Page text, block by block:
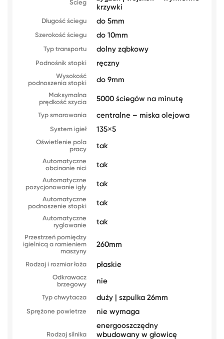
Ścieg
krzywki
Długość ściegu do 5mm
Szerokość ściegu do 10mm
Typ transportu dolny ząbkowy
Podnośnik stopki ręczny
Wysokość
podnoszenia stopki
do 9mm
Maksymalna
prędkość szycia
5000 ściegów na minutę
Typ smarowania centralne – miska olejowa
System igieł 135×5
Oświetlenie pola
pracy
tak
Automatyczne
obcinanie nici
tak
Automatyczne
pozycjonowanie igły
tak
Automatyczne
podnoszenie stopki
tak
Automatyczne
ryglowanie
tak
Przestrzeń pomiędzy
igielnicą a ramieniem
maszyny
260mm
Rodzaj i rozmiar łoża płaskie
Odkrawacz
brzegowy
nie
Typ chwytacza duży | szpulka 26mm
Sprężone powietrze nie wymaga
Rodzaj silnika
energooszczędny
wbudowany w głowicę